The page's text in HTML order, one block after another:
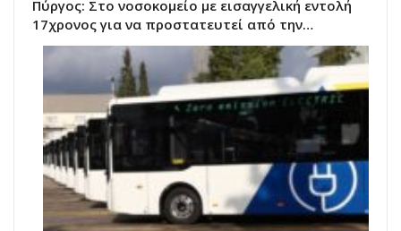
Πύργος: Στο νοσοκομείο με εισαγγελική εντολή
17χρονος για να προστατευτεί από την…